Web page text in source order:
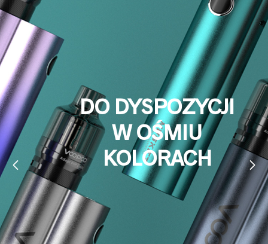
DO DYSPOZYCJI
W OŚMIU
KOLORACH